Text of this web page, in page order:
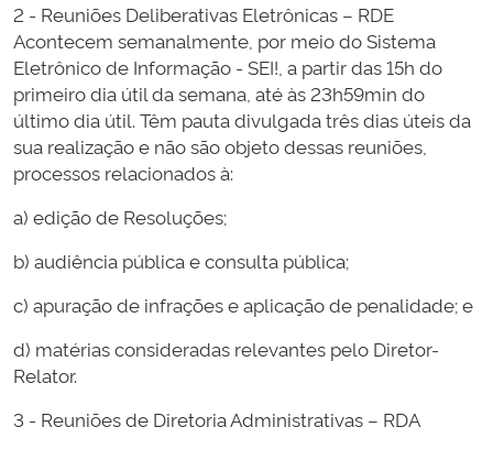
2 - Reuniões Deliberativas Eletrônicas – RDE
Acontecem semanalmente, por meio do Sistema
Eletrônico de Informação - SEI!, a partir das 15h do
primeiro dia útil da semana, até às 23h59min do
último dia útil. Têm pauta divulgada três dias úteis da
sua realização e não são objeto dessas reuniões,
processos relacionados à:
a) edição de Resoluções;
b) audiência pública e consulta pública;
c) apuração de infrações e aplicação de penalidade; e
d) matérias consideradas relevantes pelo Diretor-
Relator.
3 - Reuniões de Diretoria Administrativas – RDA